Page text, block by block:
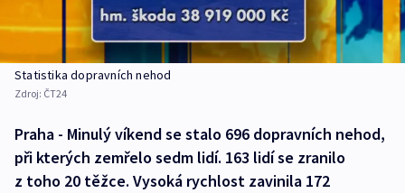
Statistika dopravních nehod
Zdroj: ČT24
Praha - Minulý víkend se stalo 696 dopravních nehod,
při kterých zemřelo sedm lidí. 163 lidí se zranilo
z toho 20 těžce. Vysoká rychlost zavinila 172